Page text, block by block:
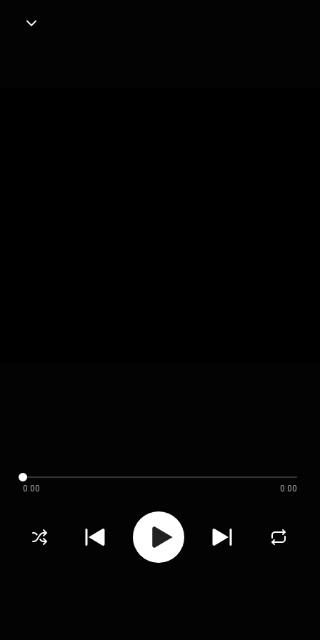
0:00 0:00